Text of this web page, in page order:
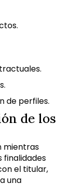
de perfiles.
de los
mientras
finalidades
el titular,
una